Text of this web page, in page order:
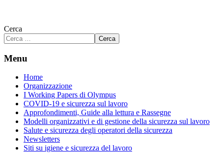
Cerca
Cerca
Menu
Home
Organizzazione
I Working Papers di Olympus
COVID-19 e sicurezza sul lavoro
Approfondimenti, Guide alla lettura e Rassegne
Modelli organizzativi e di gestione della sicurezza sul lavoro
Salute e sicurezza degli operatori della sicurezza
Newsletters
Siti su igiene e sicurezza del lavoro